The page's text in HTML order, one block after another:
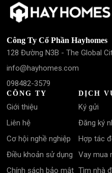
Công Ty Cổ Phần Hayhomes
128 Đường N3B - The Global
info@hayhomes.com
098482-3579
CÔNG TY
Giới thiệu
Liên hệ
Cơ hội nghề nghiệp
Điều khoản sử dụng
Chính sách bảo mật
DỊCH
Ký gửi
Đăng ký
Hợp tác
Vay mua
Tìm nhà